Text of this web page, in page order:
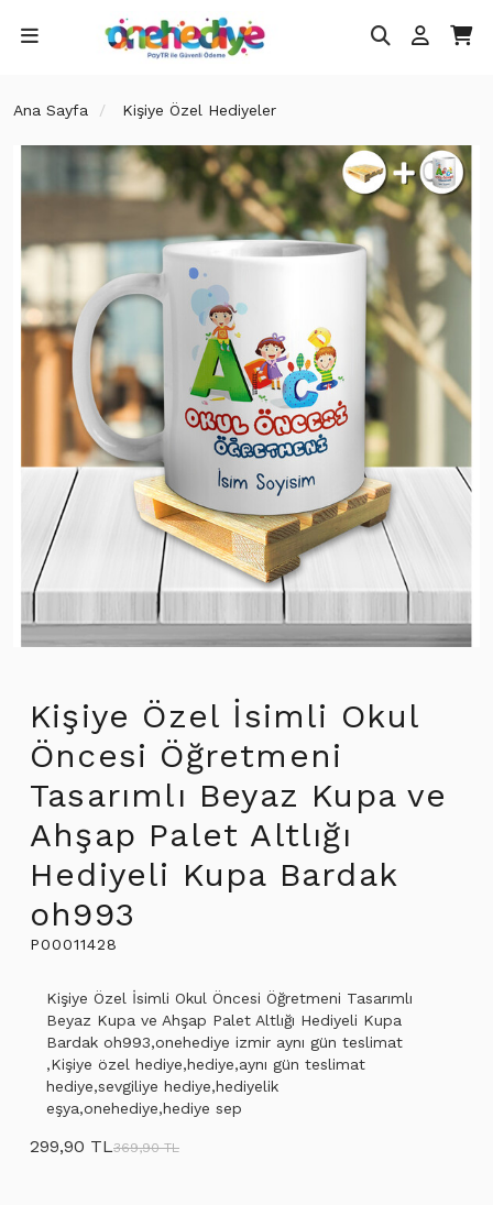
Ana Sayfa Kişiye Özel Hediyeler
Kişiye Özel İsimli Okul
Öncesi Öğretmeni
Tasarımlı Beyaz Kupa ve
Ahşap Palet Altlığı
Hediyeli Kupa Bardak
oh993
P00011428
Kişiye Özel İsimli Okul Öncesi Öğretmeni Tasarımlı
Beyaz Kupa ve Ahşap Palet Altlığı Hediyeli Kupa
Bardak oh993,onehediye izmir aynı gün teslimat
,Kişiye özel hediye,hediye,aynı gün teslimat
hediye,sevgiliye hediye,hediyelik
eşya,onehediye,hediye sep
299,90 TL369,90 TL